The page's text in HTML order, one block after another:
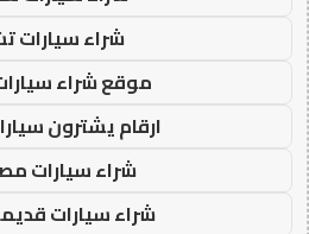
شراء سيارات
موقع شراء
ارقام يشترون
شراء سيارات
شراء سيارات